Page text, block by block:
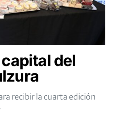
del
recibir la cuarta edición